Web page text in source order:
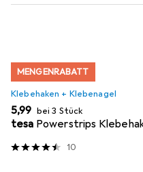
MENGENRABATT
Klebehaken + Klebenagel
EUR
5,99 bei 3 Stück
tesa Powerstrips
10